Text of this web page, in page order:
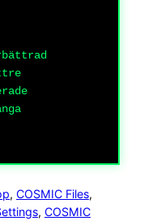
, COSMIC Files
, COSMIC